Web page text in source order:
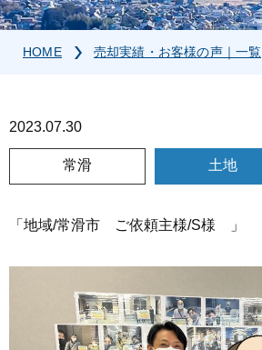
HOME 売却実績・お客様の声｜一覧
2023.07.30
常滑 土地
「地域/常滑市 ご依頼主様/S様 」